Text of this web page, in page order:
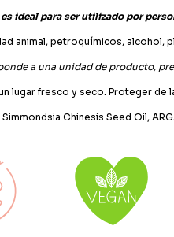
ideal para ser utilizado por
animal, petroquímicos, alcohol,
a una unidad de producto,
lugar fresco y seco. Proteger de
Simmondsia Chinesis Seed Oil,